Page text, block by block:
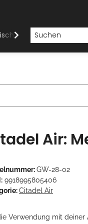
Systeme
Air:
GW-28-02
9918995805406
Citadel Air
Verwendung mit deiner